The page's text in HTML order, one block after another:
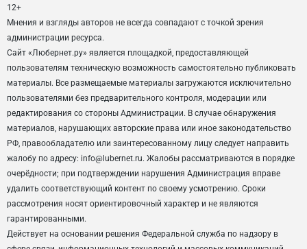
12+
Мнения и взгляды авторов не всегда совпадают с точкой зрения
администрации ресурса.
Сайт «Любернет.ру» является площадкой, предоставляющей
пользователям техническую возможность самостоятельно публиковать
материалы. Все размещаемые материалы загружаются исключительно
пользователями без предварительного контроля, модерации или
редактирования со стороны Администрации. В случае обнаружения
материалов, нарушающих авторские права или иное законодательство
РФ, правообладателю или заинтересованному лицу следует направить
жалобу по адресу: info@lubernet.ru. Жалобы рассматриваются в порядке
очерёдности; при подтверждении нарушения Администрация вправе
удалить соответствующий контент по своему усмотрению. Сроки
рассмотрения носят ориентировочный характер и не являются
гарантированными.
Действует на основании решения Федеральной служба по надзору в